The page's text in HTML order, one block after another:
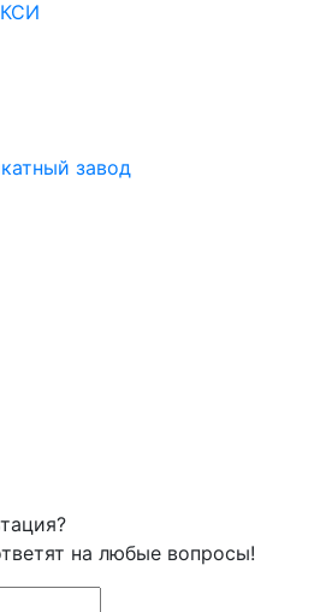
на любые вопросы!